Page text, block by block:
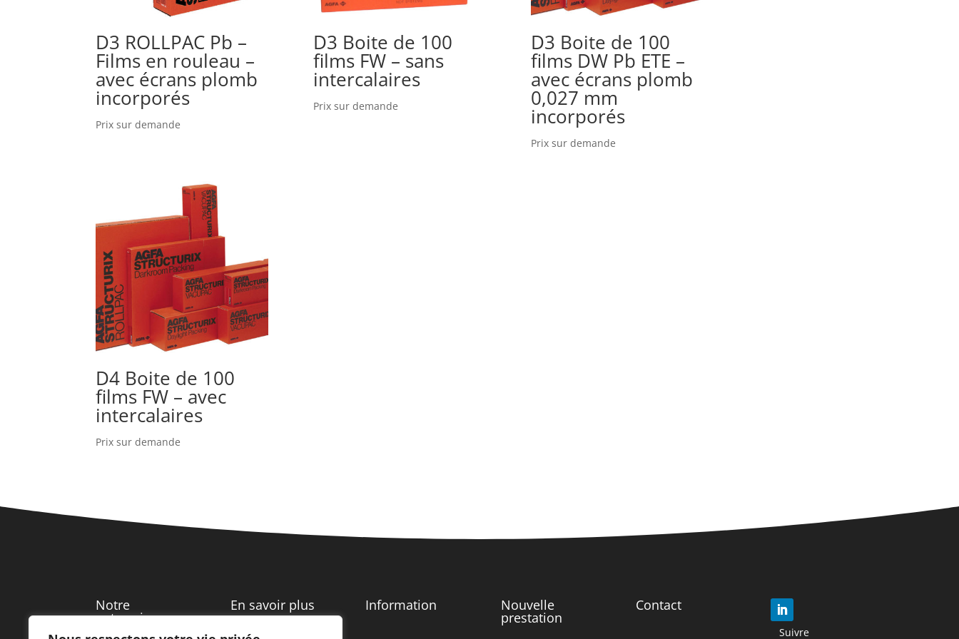
D3 ROLLPAC Pb –
Films en rouleau –
avec écrans plomb
incorporés
Prix sur demande
D3 Boite de 100
films FW – sans
intercalaires
Prix sur demande
D3 Boite de 100
films DW Pb ETE –
avec écrans plomb
0,027 mm
incorporés
Prix sur demande
D4 Boite de 100
films FW – avec
intercalaires
Prix sur demande
Notre
entreprise
En savoir plus Information Nouvelle
prestation
Contact
Suivre